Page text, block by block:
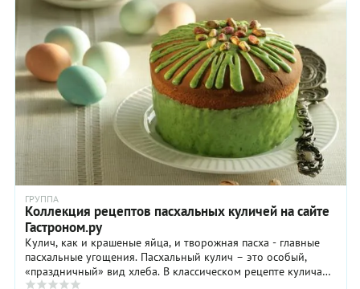
ГРУППА
Коллекция рецептов пасхальных куличей на сайте
Гастроном.ру
Кулич, как и крашеные яйца, и творожная пасха - главные
пасхальные угощения. Пасхальный кулич – это особый,
«праздничный» вид хлеба. В классическом рецепте кулича
используют дрожжевое тесто с ...